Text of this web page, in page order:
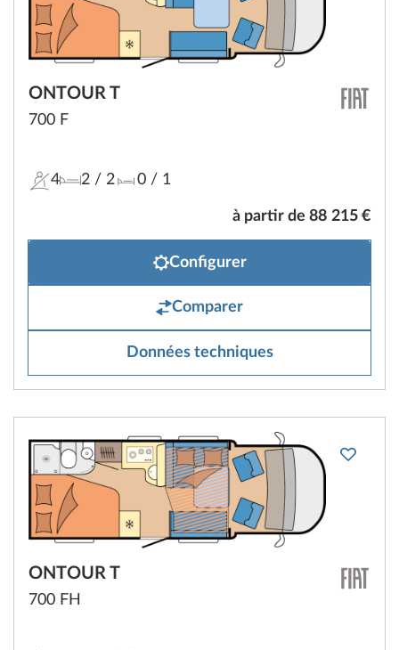
ONTOUR T
700 F
4 2 / 2 0/ 1
à partir de 88 215 €
Configurer
Comparer
Données techniques
ONTOUR T
700 FH